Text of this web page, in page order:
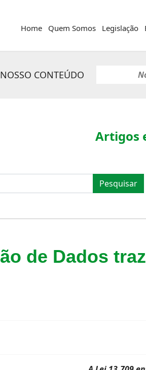
Home Quem Somos Legislação
CONTEÚDO
Pesquisar
Artigos
de Dados